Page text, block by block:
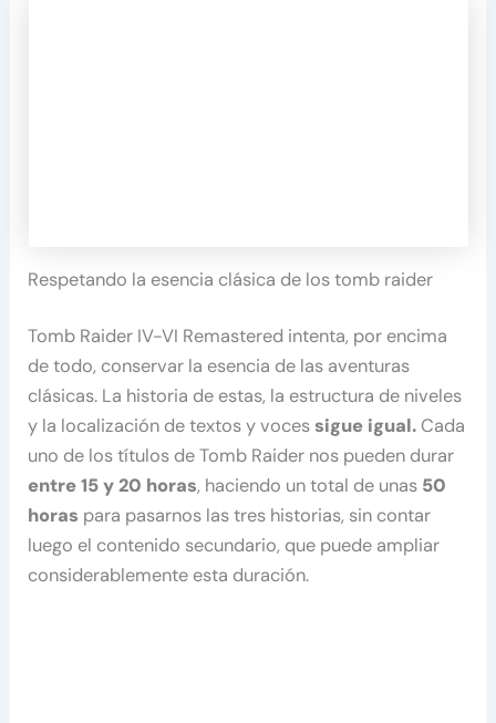
Respetando la esencia clásica de los tomb raider
Tomb Raider IV-VI Remastered intenta, por encima
de todo, conservar la esencia de las aventuras
clásicas. La historia de estas, la estructura de niveles
y la localización de textos y vocessigue igual.Cada
uno de los títulos de Tomb Raider nos pueden durar
entre 15 y 20 horas, haciendo un total de unas 50
horas para pasarnos las tres historias, sin contar
luego el contenido secundario, que puede ampliar
considerablemente esta duración.